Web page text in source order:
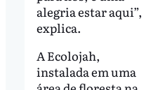
alegria estar aqui”,
explica.
A Ecolojah,
instalada em uma